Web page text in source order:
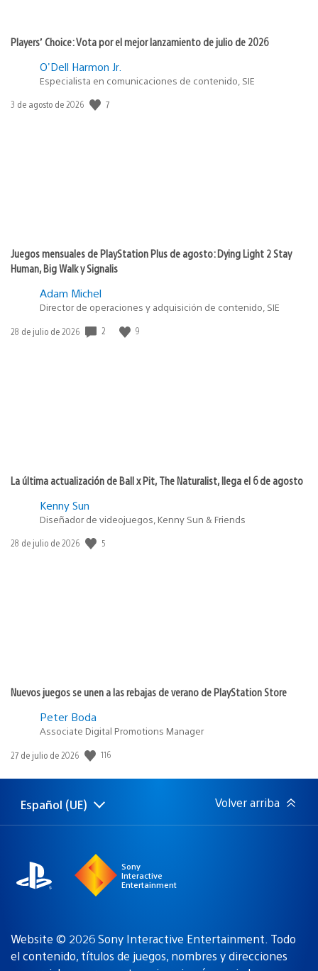
Players’ Choice: Vota por el mejor lanzamiento de julio de 2026
O'Dell Harmon Jr.
Especialista en comunicaciones de contenido, SIE
Fecha
3 de agosto de 2026 7
Juegos mensuales de PlayStation Plus de agosto: Dying Light 2 Stay
Human, Big Walk y Signalis
Adam Michel
Director de operaciones y adquisición de contenido, SIE
Fecha
28 de julio de 2026 2 9
La última actualización de Ball x Pit, The Naturalist, llega el 6 de agosto
Kenny Sun
Diseñador de videojuegos, Kenny Sun & Friends
Fecha
28 de julio de 2026 5
Nuevos juegos se unen a las rebajas de verano de PlayStation Store
Peter Boda
Associate Digital Promotions Manager
Fecha
publicación:
27 de julio de 2026 116
Selecciona
Región
Español (UE) Volver arriba
Sony
Interactive
Entertainment
Website © 2026 Sony Interactive Entertainment. Todo
el contenido, títulos de juegos, nombres y direcciones